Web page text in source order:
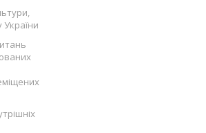
України